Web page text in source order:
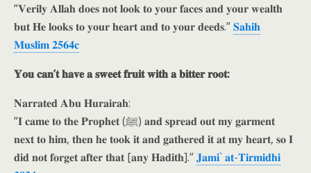
“𝐕𝐞𝐫𝐢𝐥𝐲 𝐀𝐥𝐥𝐚𝐡 𝐝𝐨𝐞𝐬 𝐧𝐨𝐭 𝐥𝐨𝐨𝐤 𝐭𝐨 𝐲𝐨𝐮𝐫 𝐟𝐚𝐜𝐞𝐬 𝐚𝐧𝐝 𝐲𝐨𝐮𝐫 𝐰𝐞𝐚𝐥𝐭𝐡
𝐛𝐮𝐭 𝐇𝐞 𝐥𝐨𝐨𝐤𝐬 𝐭𝐨 𝐲𝐨𝐮𝐫 𝐡𝐞𝐚𝐫𝐭 𝐚𝐧𝐝 𝐭𝐨 𝐲𝐨𝐮𝐫 𝐝𝐞𝐞𝐝𝐬.”𝐒𝐚𝐡𝐢𝐡
𝐌𝐮𝐬𝐥𝐢𝐦 𝟐𝟓𝟔𝟒𝐜
𝐘𝐨𝐮 𝐜𝐚𝐧’𝐭 𝐡𝐚𝐯𝐞 𝐚 𝐬𝐰𝐞𝐞𝐭 𝐟𝐫𝐮𝐢𝐭 𝐰𝐢𝐭𝐡 𝐚 𝐛𝐢𝐭𝐭𝐞𝐫 𝐫𝐨𝐨𝐭:
𝐍𝐚𝐫𝐫𝐚𝐭𝐞𝐝 𝐀𝐛𝐮 𝐇𝐮𝐫𝐚𝐢𝐫𝐚𝐡:
“𝐈 𝐜𝐚𝐦𝐞 𝐭𝐨 𝐭𝐡𝐞 𝐏𝐫𝐨𝐩𝐡𝐞𝐭 (ﷺ) 𝐚𝐧𝐝 𝐬𝐩𝐫𝐞𝐚𝐝 𝐨𝐮𝐭 𝐦𝐲 𝐠𝐚𝐫𝐦𝐞𝐧𝐭
𝐧𝐞𝐱𝐭 𝐭𝐨 𝐡𝐢𝐦, 𝐭𝐡𝐞𝐧 𝐡𝐞 𝐭𝐨𝐨𝐤 𝐢𝐭 𝐚𝐧𝐝 𝐠𝐚𝐭𝐡𝐞𝐫𝐞𝐝 𝐢𝐭 𝐚𝐭 𝐦𝐲 𝐡𝐞𝐚𝐫𝐭, 𝐬𝐨 𝐈
𝐝𝐢𝐝 𝐧𝐨𝐭 𝐟𝐨𝐫𝐠𝐞𝐭 𝐚𝐟𝐭𝐞𝐫 𝐭𝐡𝐚𝐭 [𝐚𝐧𝐲 𝐇𝐚𝐝𝐢𝐭𝐡].”𝐉𝐚𝐦𝐢` 𝐚𝐭-𝐓𝐢𝐫𝐦𝐢𝐝𝐡𝐢